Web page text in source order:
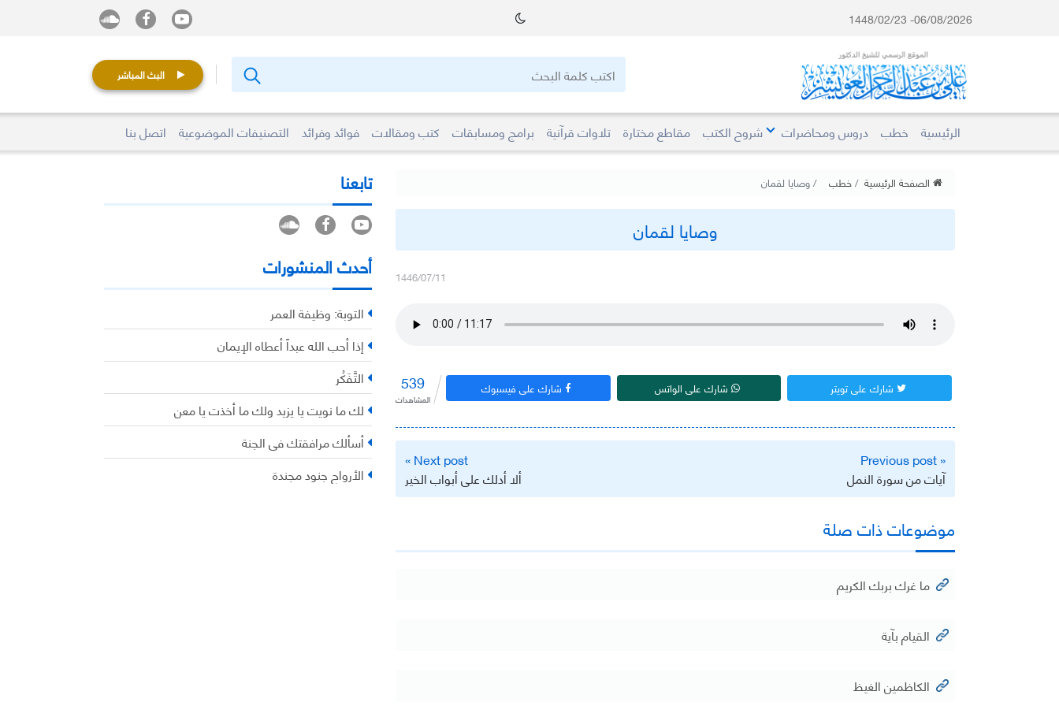
06/08/2026- 1448/02/23
البث المباشر
الرئيسية خطب دروس ومحاضرات شروح الكتب مقاطع مختارة تلاوات قرآنية برامج ومسابقات كتب ومقالات فوائد وفرائد التصنيفات الموضوعية اتصل بنا
الصفحة الرئيسية خطب وصايا لقمان
وصايا لقمان
1446/07/11
شارك على تويتر شارك على الواتس شارك على فيسبوك 539
المشاهدات
تصفّح
المقالات
« Previous post
آيات من سورة النمل
Next post »
ألا أدلك على أبواب الخير
موضوعات ذات صلة
ما غرك بربك الكريم
القيام بآية
الكاظمين الغيظ
تابعنا
أحدث المنشورات
التوبة: وظيفة العمر
إذا أحب الله عبداً أعطاه الإيمان
التَّفَكُر
لك ما نويت يا يزيد ولك ما أخذت يا معن
أسألك مرافقتك في الجنة
الأرواح جنود مجندة